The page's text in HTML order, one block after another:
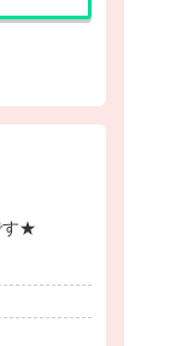
です★